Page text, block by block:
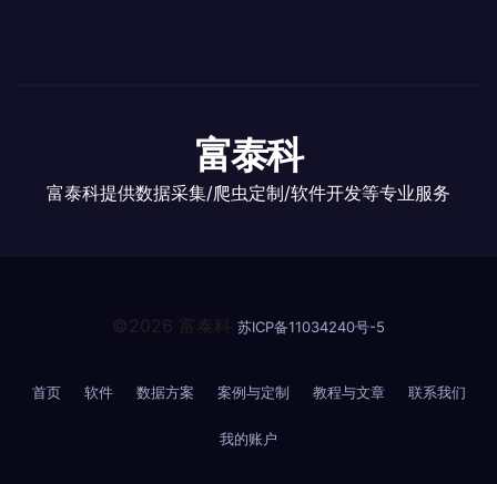
富泰科
富泰科提供数据采集/爬虫定制/软件开发等专业服务
©2026 富泰科 苏ICP备11034240号-5
首页 软件 数据方案 案例与定制 教程与文章 联系我们
我的账户